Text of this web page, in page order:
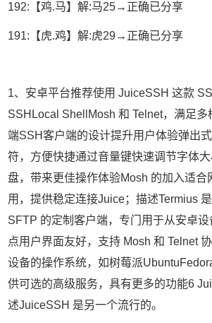
192:【鸡.马】解:马25→正确已分享
191:【虎.鸡】解:虎29→正确已分享
1、安卓平台推荐使用 JuiceSSH 这款
SSHLocal ShellMosh 和 Telnet，满足多
端SSH客户端的设计提升用户体验弹出
符，方便快捷通过音量键快速调节字体
盘，带来更佳操作体验Mosh 的加入适合
用，提供稳定连接Juice；描述Termius
SFTP 的定制客户端，专门用于从安卓
点用户界面友好，支持 Mosh 和 Telnet
设备的操作系统，如树莓派
供可选的高级服务，具有更多的功能6
述JuiceSSH 是另一个流行的。